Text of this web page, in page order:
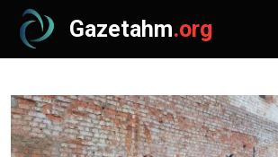
Gazetahm.org